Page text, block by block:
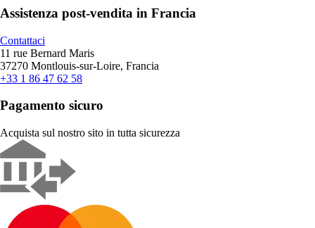
Assistenza post-vendita in Francia
Contattaci
11 rue Bernard Maris
37270 Montlouis-sur-Loire, Francia
+33 1 86 47 62 58
Pagamento sicuro
Acquista sul nostro sito in tutta sicurezza